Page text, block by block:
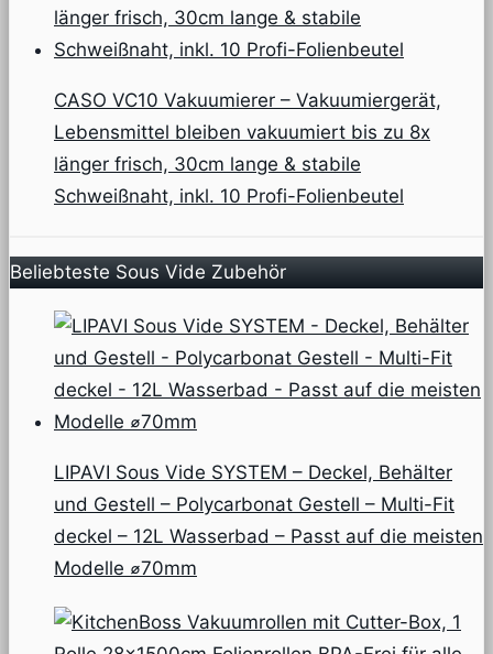
CASO VC10 Vakuumierer – Vakuumiergerät,
Lebensmittel bleiben vakuumiert bis zu 8x
länger frisch, 30cm lange & stabile
Schweißnaht, inkl. 10 Profi-Folienbeutel
Beliebteste Sous Vide Zubehör
LIPAVI Sous Vide SYSTEM – Deckel, Behälter
und Gestell – Polycarbonat Gestell – Multi-Fit
deckel – 12L Wasserbad – Passt auf die meisten
Modelle ⌀70mm